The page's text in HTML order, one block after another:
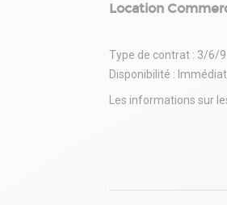
Location
Type de contrat : 3/6/9
Disponibilité :
Les informations sur